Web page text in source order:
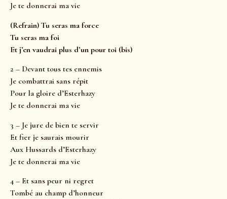
Je te donnerai ma vie
(Refrain) Tu seras ma force
Tu seras ma foi
Et j’en vaudrai plus d’un pour toi (bis)
2 – Devant tous tes ennemis
Je combattrai sans répit
Pour la gloire d’Esterhazy
Je te donnerai ma vie
3 – Je jure de bien te servir
Et fier je saurais mourir
Aux Hussards d’Esterhazy
Je te donnerai ma vie
4 – Et sans peur ni regret
Tombé au champ d’honneur